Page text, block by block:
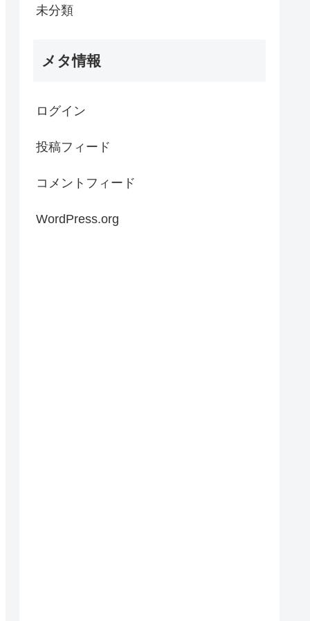
未分類
メタ情報
ログイン
投稿フィード
コメントフィード
WordPress.org